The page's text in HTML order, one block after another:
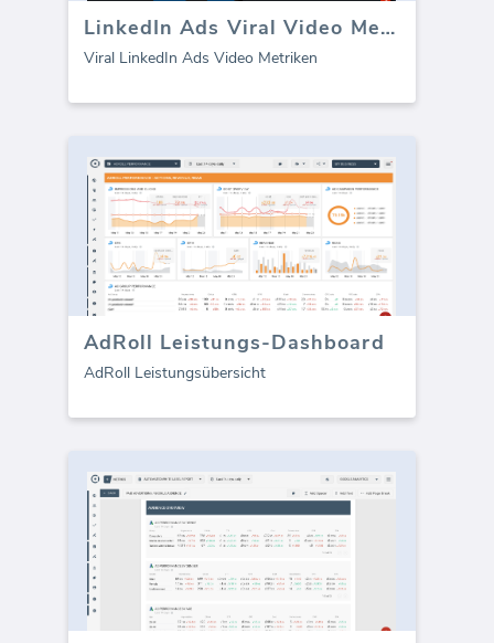
LinkedIn Ads Viral Video Metriken
Viral LinkedIn Ads Video Metriken
AdRoll Leistungs-Dashboard
AdRoll Leistungsübersicht